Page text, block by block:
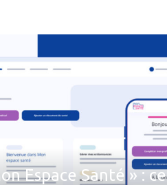
Espace Santé » : ce